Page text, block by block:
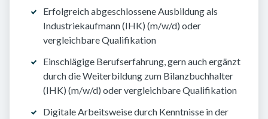
Erfolgreich abgeschlossene Ausbildung als
Industriekaufmann (IHK) (m/w/d) oder
vergleichbare Qualifikation
Einschlägige Berufserfahrung, gern auch ergänzt
durch die Weiterbildung zum Bilanzbuchhalter
(IHK) (m/w/d) oder vergleichbare Qualifikation
Digitale Arbeitsweise durch Kenntnisse in der